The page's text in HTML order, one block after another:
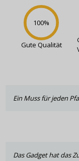
100%
Gute Qualität
Ein Muss für jeden
Das Gadget hat das